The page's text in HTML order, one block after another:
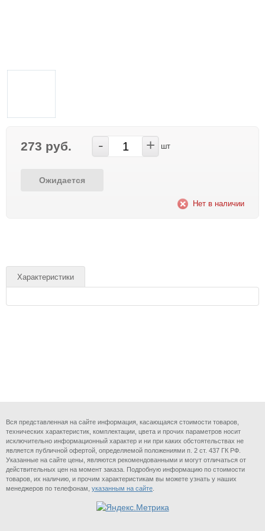
273 руб. - + шт
Ожидается
Нет в наличии
Характеристики
Вся представленная на сайте информация, касающаяся стоимости товаров,
технических характеристик, комплектации, цвета и прочих параметров носит
исключительно информационный характер и ни при каких обстоятельствах не
является публичной офертой, определяемой положениями п. 2 ст. 437 ГК РФ.
Указанные на сайте цены, являются рекомендованными и могут отличаться от
действительных цен на момент заказа. Подробную информацию по стоимости
товаров, их наличию, и прочим характеристикам вы можете узнать у наших
менеджеров по телефонам, указанным на сайте